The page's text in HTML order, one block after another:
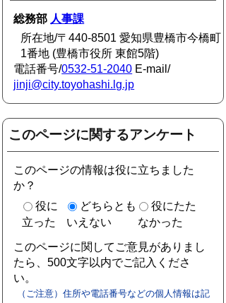
総務部 人事課
所在地/〒440-8501 愛知県豊橋市今橋町
1番地 (豊橋市役所 東館5階)
電話番号/0532-51-2040 E-mail/
jinji@city.toyohashi.lg.jp
このページに関するアンケート
このページの情報は役に立ちました
か？
役に
立った
どちらとも
いえない
役にたた
なかった
このページに関してご意見がありまし
たら、500文字以内でご記入くださ
い。
（ご注意）住所や電話番号などの個人情報は記